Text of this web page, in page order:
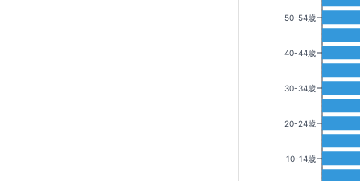
50-54歳
40-44歳
30-34歳
20-24歳
10-14歳